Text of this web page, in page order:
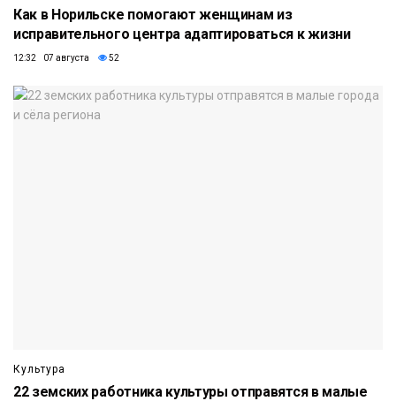
Как в Норильске помогают женщинам из
исправительного центра адаптироваться к жизни
12:32 07 августа 52
Культура
22 земских работника культуры отправятся в малые